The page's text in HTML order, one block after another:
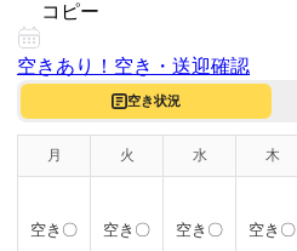
コピー
空きあり！ 空き・送迎確認
空き状況
月 火 水 木
空き〇 空き〇 空き〇 空き〇